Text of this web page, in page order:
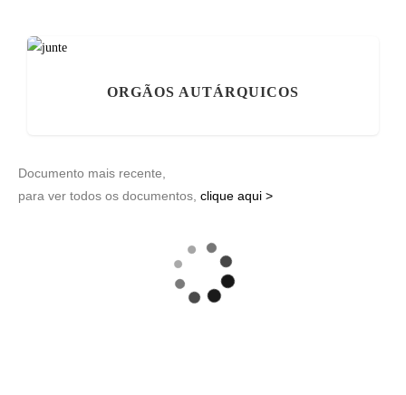
ORGÃOS AUTÁRQUICOS
Documento mais recente,
para ver todos os documentos, clique aqui >